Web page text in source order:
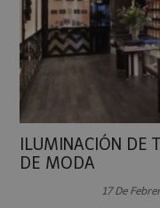
ILUMINACIÓN DE
DE MODA
17 De